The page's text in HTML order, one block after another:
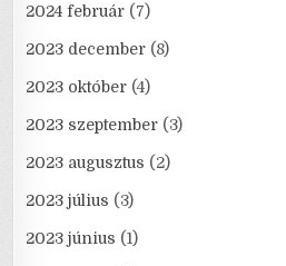
2024 február (7)
2023 december (8)
2023 október (4)
2023 szeptember (3)
2023 augusztus (2)
2023 július (3)
2023 június (1)